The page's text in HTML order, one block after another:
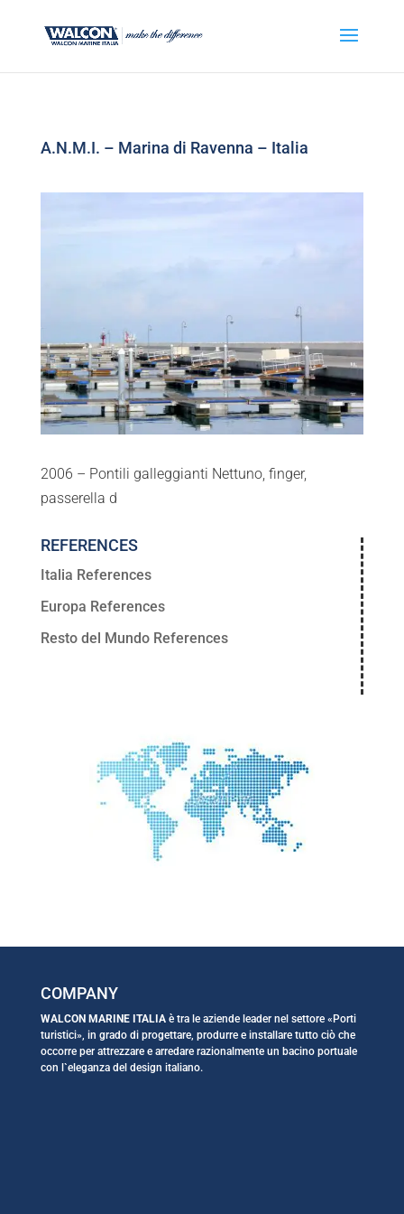
A.N.M.I. – Marina di Ravenna – Italia
2006 – Pontili galleggianti Nettuno, finger,
passerella d
REFERENCES
Italia References
Europa References
Resto del Mundo References
COMPANY
WALCON MARINE ITALIAè tra le aziende leader nel settore «Porti
turistici», in grado di progettare, produrre e installare tutto ciò che
occorre per attrezzare e arredare razionalmente un bacino portuale
con l`eleganza del design italiano.